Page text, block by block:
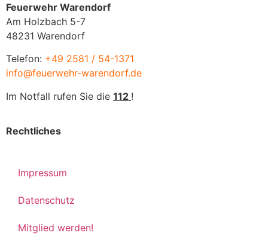
Feuerwehr Warendorf
Am Holzbach 5-7
48231 Warendorf
Telefon: +49 2581 / 54-1371
info@feuerwehr-warendorf.de
Im Notfall rufen Sie die 112 !
Rechtliches
Impressum
Datenschutz
Mitglied werden!